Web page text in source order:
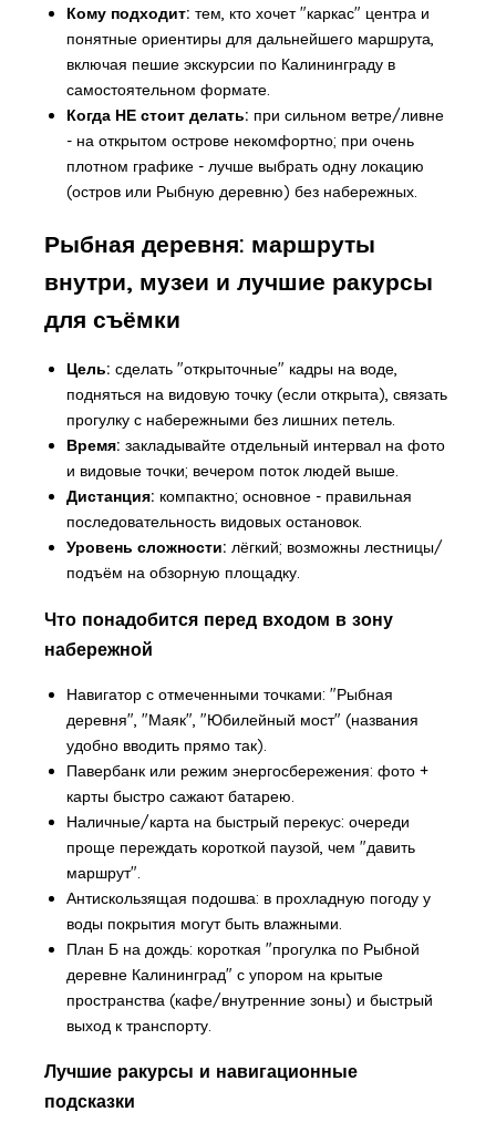
Кому подходит: тем, кто хочет "каркас" центра и
понятные ориентиры для дальнейшего маршрута,
включая пешие экскурсии по Калининграду в
самостоятельном формате.
Когда НЕ стоит делать: при сильном ветре/ливне
- на открытом острове некомфортно; при очень
плотном графике - лучше выбрать одну локацию
(остров или Рыбную деревню) без набережных.
Рыбная деревня: маршруты
внутри, музеи и лучшие ракурсы
для съёмки
Цель: сделать "открыточные" кадры на воде,
подняться на видовую точку (если открыта), связать
прогулку с набережными без лишних петель.
Время: закладывайте отдельный интервал на фото
и видовые точки; вечером поток людей выше.
Дистанция: компактно; основное - правильная
последовательность видовых остановок.
Уровень сложности: лёгкий; возможны лестницы/
подъём на обзорную площадку.
Что понадобится перед входом в зону
набережной
Навигатор с отмеченными точками: "Рыбная
деревня", "Маяк", "Юбилейный мост" (названия
удобно вводить прямо так).
Павербанк или режим энергосбережения: фото +
карты быстро сажают батарею.
Наличные/карта на быстрый перекус: очереди
проще переждать короткой паузой, чем "давить
маршрут".
Антискользящая подошва: в прохладную погоду у
воды покрытия могут быть влажными.
План Б на дождь: короткая "прогулка по Рыбной
деревне Калининград" с упором на крытые
пространства (кафе/внутренние зоны) и быстрый
выход к транспорту.
Лучшие ракурсы и навигационные
подсказки